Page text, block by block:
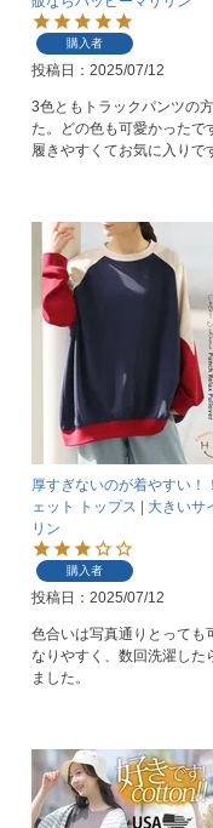
購入者
投稿日 2025/07/12
3色ともトラックパンツの
た。どの色も可愛かったで
履きやすくてお気に入りで
厚すぎないのが着やすい！
ェット トップス | 大きいサ
リン
購入者
投稿日 2025/07/12
色合いは写真通りとっても
なりやすく、数回洗濯した
ました。